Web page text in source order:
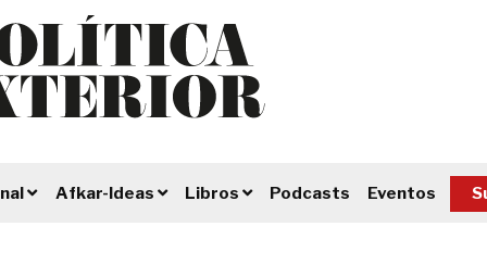
Afkar-Ideas Libros Podcasts Eventos